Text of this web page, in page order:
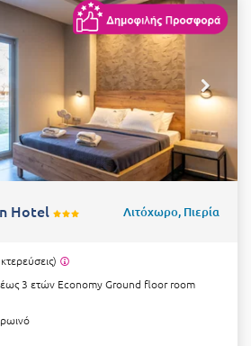
Hotel Λιτόχωρο, Πιερία
έως 3 ετών Economy Ground floor room